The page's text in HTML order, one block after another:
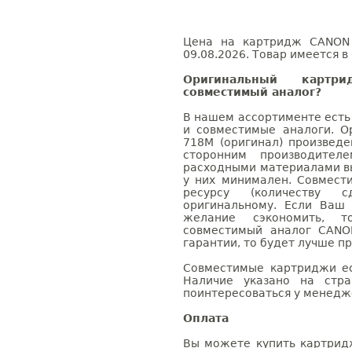
Цена на картридж
09.08.2026. Товар имеется в
Оригинальный
совместимый аналог?
В нашем ассортименте
и совместимые аналоги.
718M (оригинал)
сторонним
расходными материалами
у них минимален.
ресурсу (количеству
оригинальному. Если
желание сэкономить,
совместимый аналог
гарантии, то будет лучше
Совместимые картриджи
Наличие указано на
поинтересоваться у
Оплата
Вы можете купить